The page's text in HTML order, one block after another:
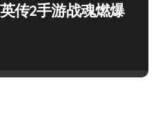
传2手游战魂燃爆